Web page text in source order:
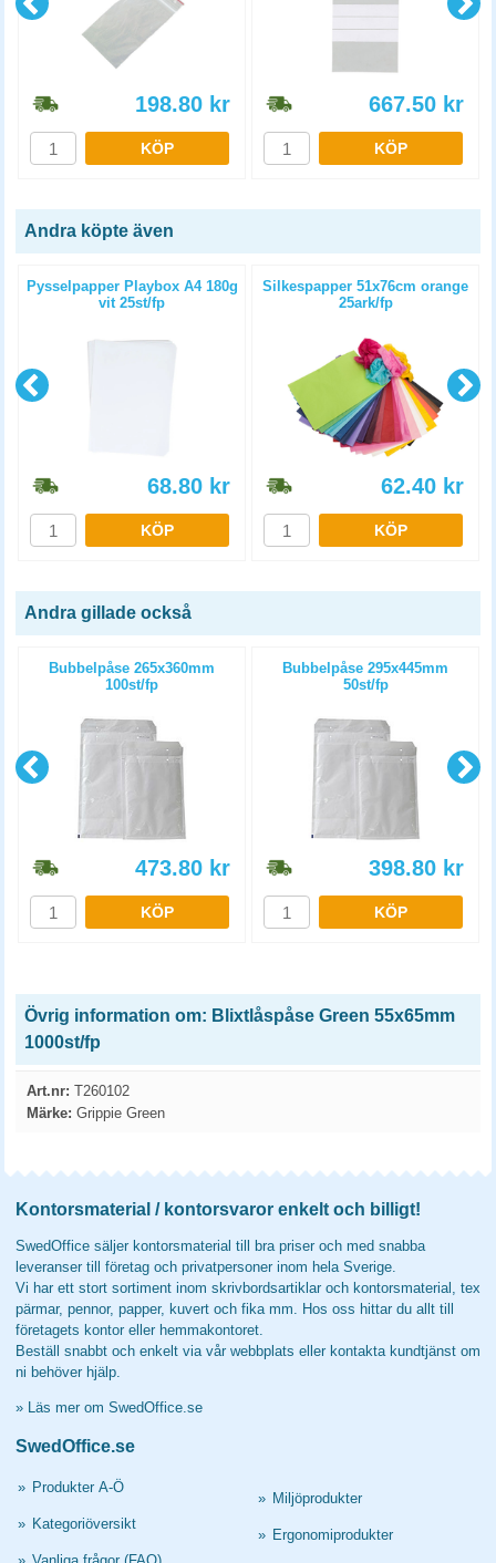
198.80 kr
KÖP
667.50 kr
KÖP
Andra köpte även
Pysselpapper Playbox A4 180g
vit 25st/fp
68.80 kr
KÖP
Silkespapper 51x76cm orange
25ark/fp
62.40 kr
KÖP
Andra gillade också
Bubbelpåse 265x360mm
100st/fp
473.80 kr
KÖP
Bubbelpåse 295x445mm
50st/fp
398.80 kr
KÖP
Övrig information om: Blixtlåspåse Green 55x65mm
1000st/fp
Art.nr: T260102
Märke: Grippie Green
Kontorsmaterial / kontorsvaror enkelt och billigt!
SwedOffice säljer kontorsmaterial till bra priser och med snabba
leveranser till företag och privatpersoner inom hela Sverige.
Vi har ett stort sortiment inom skrivbordsartiklar och kontorsmaterial, tex
pärmar, pennor, papper, kuvert och fika mm. Hos oss hittar du allt till
företagets kontor eller hemmakontoret.
Beställ snabbt och enkelt via vår webbplats eller kontakta kundtjänst om
ni behöver hjälp.
» Läs mer om SwedOffice.se
SwedOffice.se
» Produkter A-Ö
» Kategoriöversikt
» Miljöprodukter
» Ergonomiprodukter